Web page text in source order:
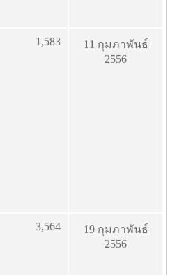
1,583
11 กุมภาพันธ์
2556
3,564
19 กุมภาพันธ์
2556